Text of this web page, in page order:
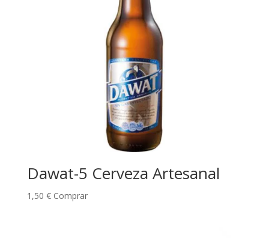
Dawat-5 Cerveza Artesanal
1,50 € Comprar